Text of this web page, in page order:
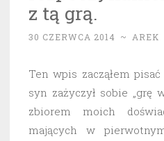
z tą grą.
30 CZERWCA 2014 ~ AREK
Ten wpis zacząłem
syn zażyczył sobie „grę
zbiorem moich
mających w